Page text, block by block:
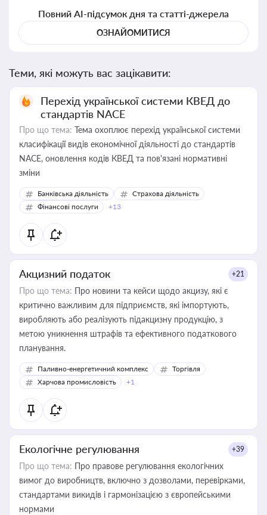
Повний AI-підсумок дня та статті-джерела
ОЗНАЙОМИТИСЯ
Теми, які можуть вас зацікавити:
Перехід української системи КВЕД до
стандартів NACE
Про що тема: Тема охоплює перехід української системи
класифікації видів економічної діяльності до стандартів
NACE, оновлення кодів КВЕД та пов'язані нормативні
зміни
Банківська діяльність
Страхова діяльність
Фінансові послуги
+13
Акцизний податок +21
Про що тема: Про новини та кейси щодо акцизу, які є
критично важливим для підприємств, які імпортують,
виробляють або реалізують підакцизну продукцію, з
метою уникнення штрафів та ефективного податкового
планування.
Паливно-енергетичний комплекс
Торгівля
Харчова промисловість
+1
Екологічне регулювання +39
Про що тема: Про правове регулювання екологічних
вимог до виробництв, включно з дозволами, перевірками,
стандартами викидів і гармонізацією з європейськими
нормами